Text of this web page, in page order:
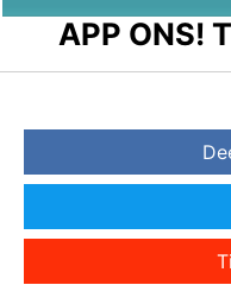
APP ONS!